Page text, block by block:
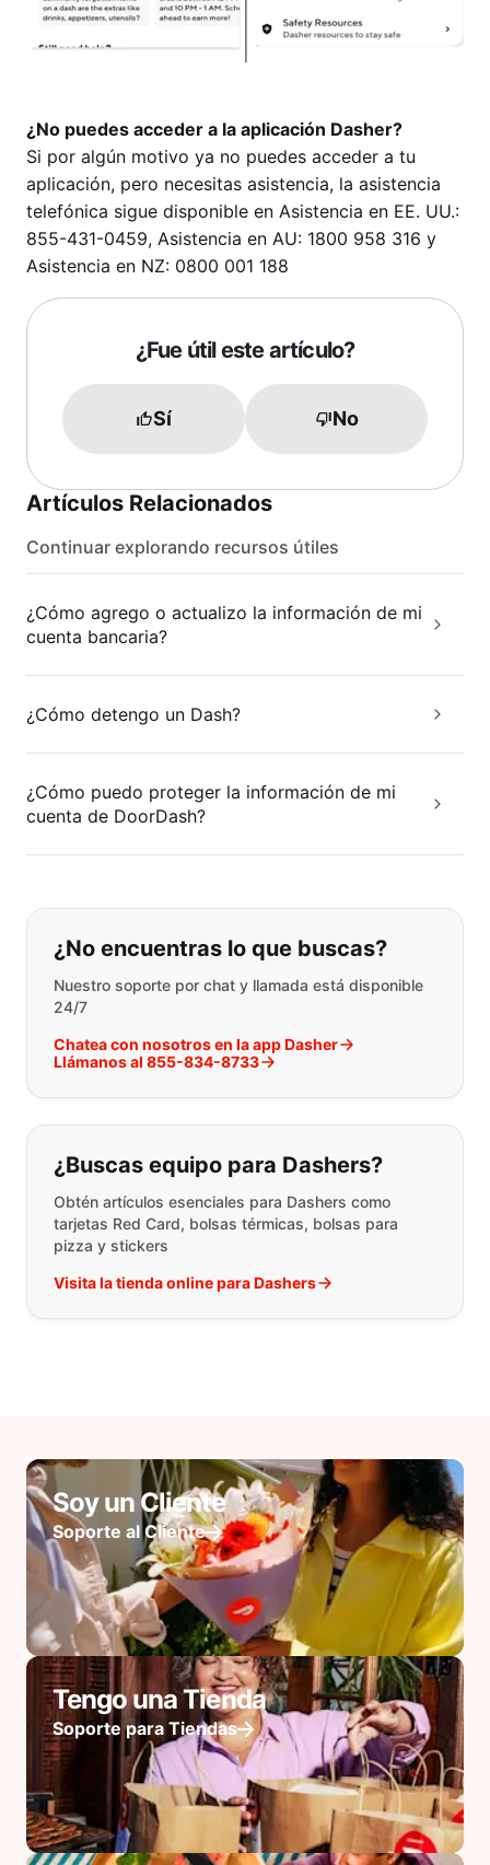
¿No puedes acceder a la aplicación Dasher?
Si por algún motivo ya no puedes acceder a tu
aplicación, pero necesitas asistencia, la asistencia
telefónica sigue disponible en Asistencia en EE. UU.:
855-431-0459, Asistencia en AU: 1800 958 316 y
Asistencia en NZ: 0800 001 188
¿Fue útil este artículo?
Sí No
Artículos Relacionados
Continuar explorando recursos útiles
¿Cómo agrego o actualizo la información de mi
cuenta bancaria?
¿Cómo detengo un Dash?
¿Cómo puedo proteger la información de mi
cuenta de DoorDash?
Si no puede encontrar lo que está
¿No encuentras lo que buscas?
Nuestro soporte por chat y llamada está disponible
24/7
Chatea con nosotros en la app Dasher
Llámanos al 855-834-8733
¿Buscas equipo para Dashers?
Obtén artículos esenciales para Dashers como
tarjetas Red Card, bolsas térmicas, bolsas para
pizza y stickers
Visita la tienda online para Dashers
Soy un Cliente
Soporte al Cliente
Tengo una Tienda
Soporte para Tiendas